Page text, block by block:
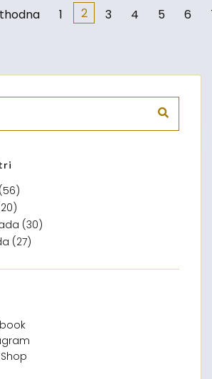
1 2 3 4 5 6
(30)
(27)
Shop